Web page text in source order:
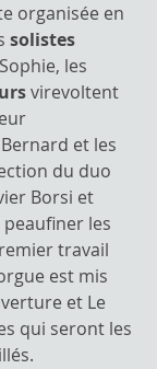
organisée en
solistes
les
virevoltent
et les
du duo
Borsi et
peaufiner les
travail
est mis
et Le
qui seront les